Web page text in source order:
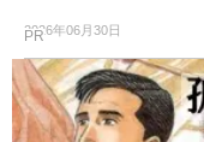
2026年06月30日
PR